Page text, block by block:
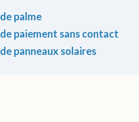
palme
paiement sans contact
panneaux solaires